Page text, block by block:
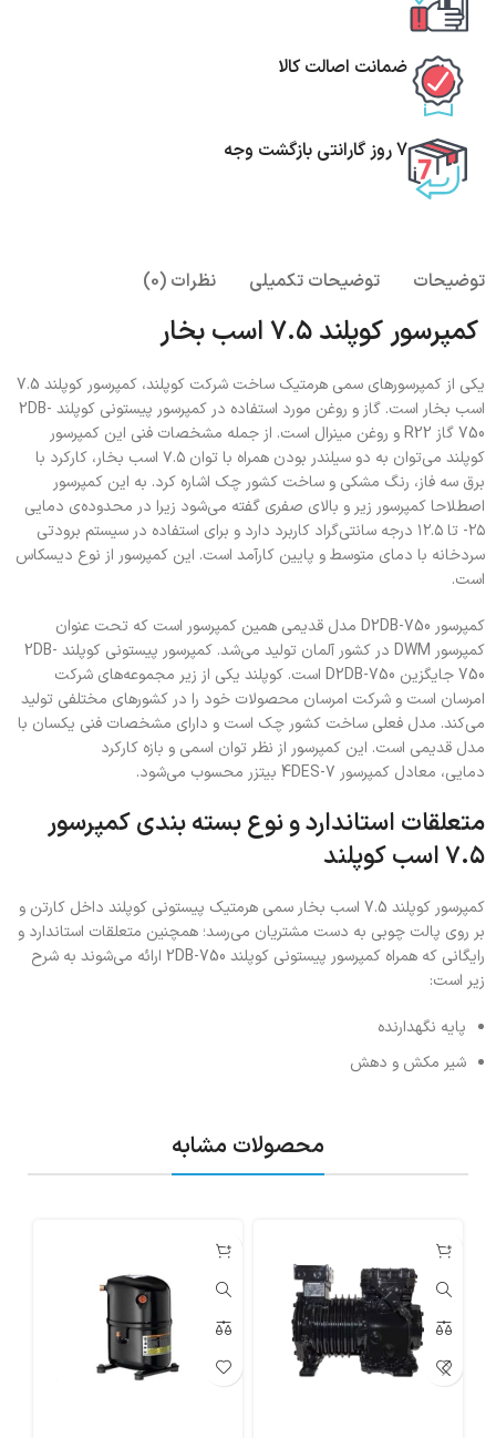
ضمانت اصالت کالا
7 روز گارانتی بازگشت وجه
توضیحات توضیحات تکمیلی نظرات (0)
کمپرسور کوپلند ۷.۵ اسب بخار
یکی از کمپرسورهای سمی هرمتیک ساخت شرکت کوپلند، کمپرسور کوپلند 7.5
اسب بخار است. گاز و روغن مورد استفاده در کمپرسور پیستونی کوپلند 2DB-
750 گاز R22 و روغن مینرال است. از جمله مشخصات فنی این کمپرسور
کوپلند می‌توان به دو سیلندر بودن همراه با توان ۷.۵ اسب بخار، کارکرد با
برق سه فاز، رنگ مشکی و ساخت کشور چک اشاره ‌کرد. به این کمپرسور
اصطلاحا کمپرسور زیر و بالای صفری گفته می‌شود زیرا در محدوده‌ی دمایی
۲۵- تا ۱۲.۵ درجه سانتی‌گراد کاربرد دارد و برای استفاده در سیستم برودتی
سردخانه با دمای متوسط و پایین کارآمد است. این کمپرسور از نوع دیسکاس
است.
کمپرسور D2DB-750 مدل قدیمی همین کمپرسور است که تحت عنوان
کمپرسور DWM در کشور آلمان تولید می‌شد. کمپرسور پیستونی کوپلند 2DB-
750 جایگزین D2DB-750 است. کوپلند یکی از زیر مجموعه‌های شرکت
امرسان است و شرکت امرسان محصولات خود را در کشورهای مختلفی تولید
می‌کند. مدل فعلی ساخت کشور چک است و دارای مشخصات فنی یکسان با
مدل قدیمی است. این کمپرسور از نظر توان اسمی و بازه کارکرد
دمایی، معادل کمپرسور 4DES-7 بیتزر محسوب می‌شود.
متعلقات استاندارد و نوع بسته بندی کمپرسور
۷.۵ اسب کوپلند
کمپرسور کوپلند 7.5 اسب بخار سمی هرمتیک پیستونی کوپلند داخل کارتن و
بر روی پالت چوبی به دست مشتریان می‌رسد؛ همچنین متعلقات استاندارد و
رایگانی که همراه کمپرسور پیستونی کوپلند 2DB-750 ارائه می‌شوند به شرح
زیر است:
پایه نگهدارنده
شیر مکش و دهش
محصولات مشابه